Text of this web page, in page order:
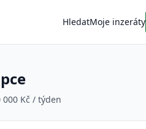
HledatMoje inzeráty
000 Kč / týden